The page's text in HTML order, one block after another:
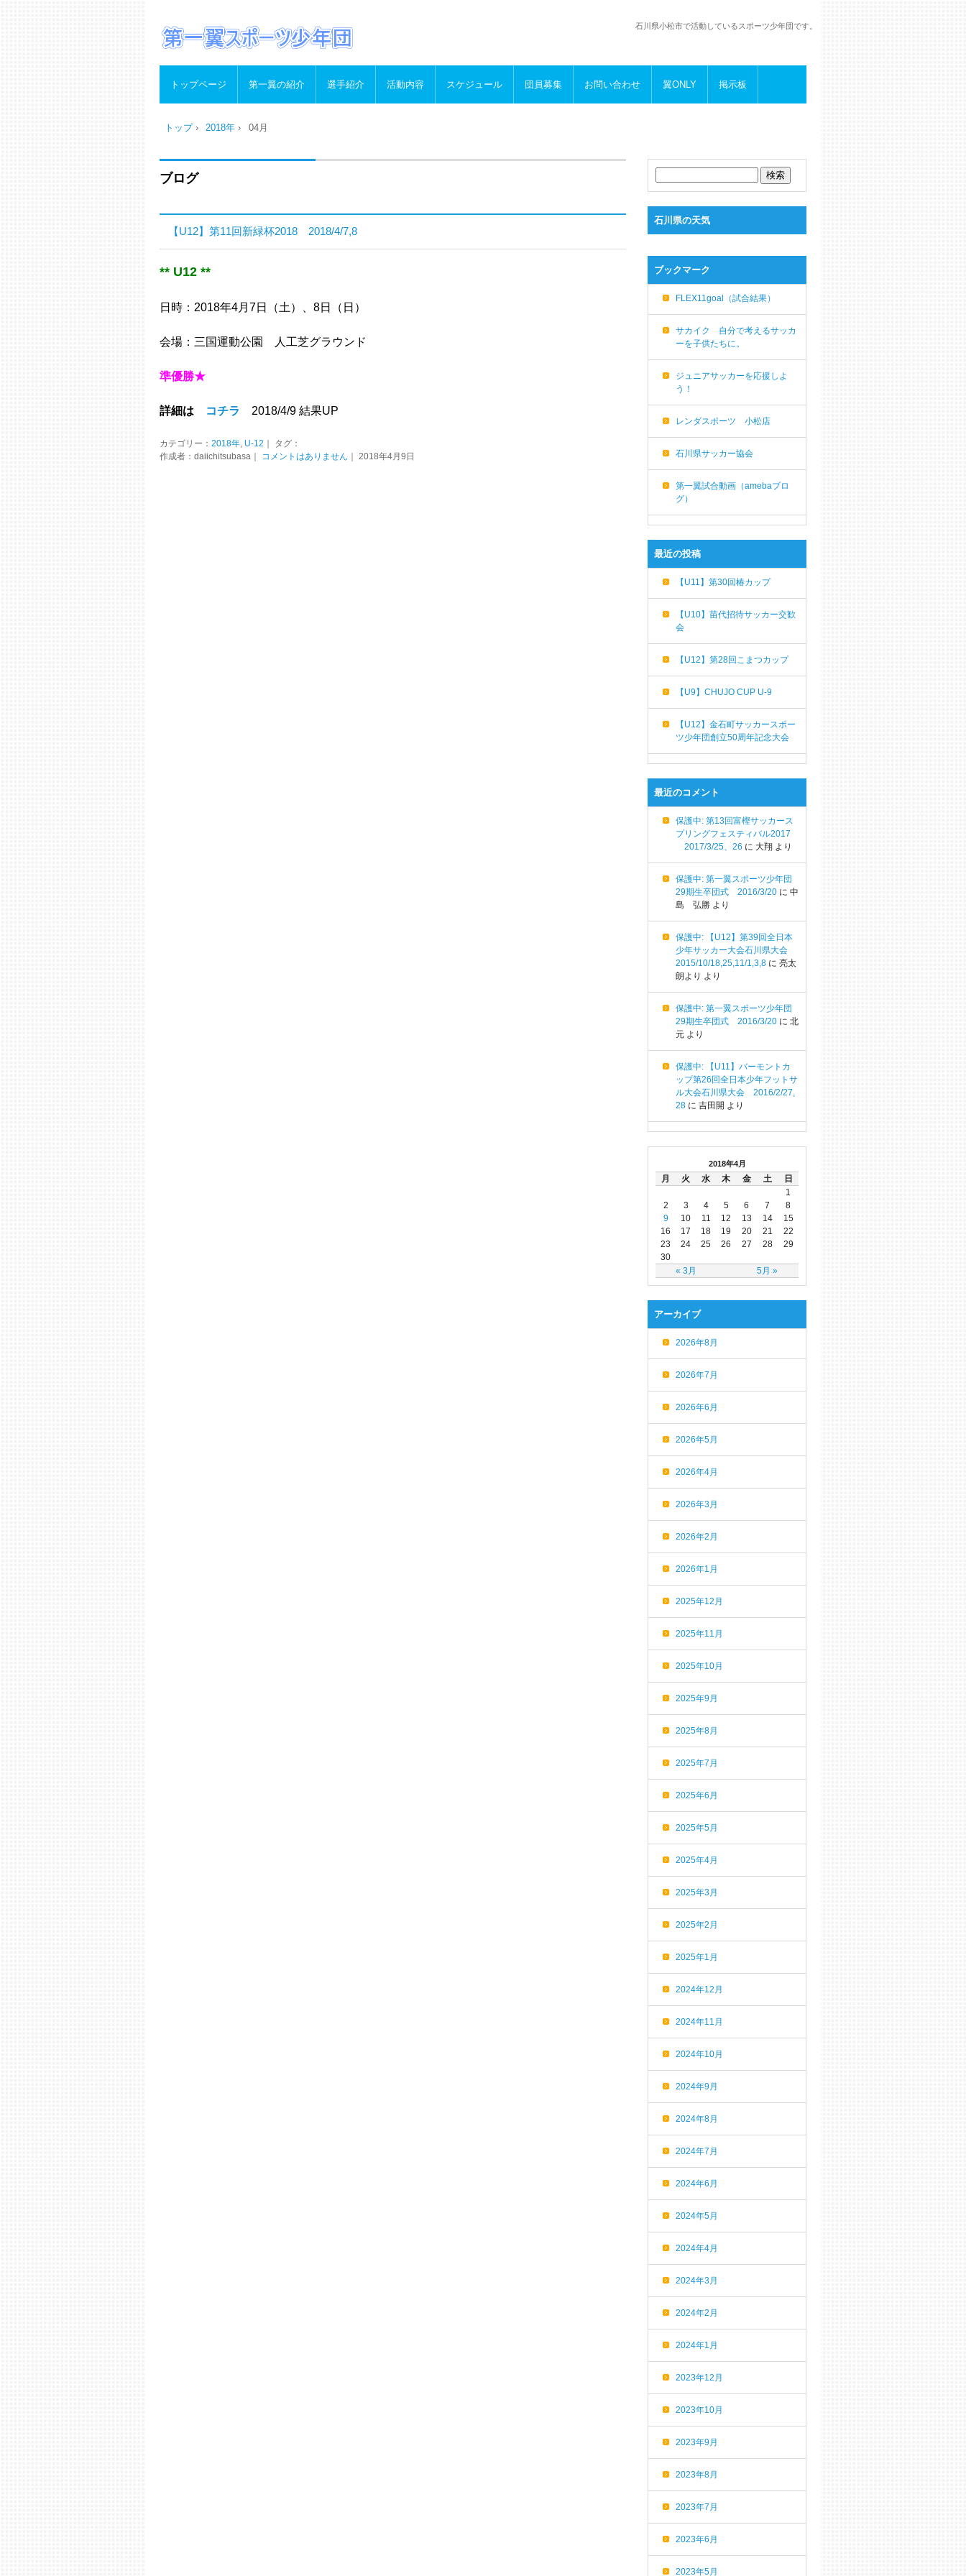
石川県小松市で活動しているスポーツ少年団です。
トップページ 第一翼の紹介 選手紹介 活動内容 スケジュール 団員募集 お問い合わせ 翼ONLY 掲示板
トップ› 2018年 › 04月
ブログ
【U12】第11回新緑杯2018 2018/4/7,8
** U12 **
日時：2018年4月7日（土）、8日（日）
会場：三国運動公園 人工芝グラウンド
準優勝★
詳細は コチラ 2018/4/9 結果UP
カテゴリー： 2018年 U-12 ｜ タグ：
作成者：daiichitsubasa｜
コメントはありません ｜ 2018年4月9日
石川県の天気
ブックマーク
FLEX11goal（試合結果）
サカイク 自分で考えるサッカ
ーを子供たちに。
ジュニアサッカーを応援しよ
う！
レンダスポーツ 小松店
石川県サッカー協会
第一翼試合動画（amebaブロ
グ）
最近の投稿
【U11】第30回椿カップ
【U10】苗代招待サッカー交歓
会
【U12】第28回こまつカップ
【U9】CHUJO CUP U-9
【U12】金石町サッカースポー
ツ少年団創立50周年記念大会
最近のコメント
保護中: 第13回富樫サッカース
プリングフェスティバル2017
2017/3/25、26 に 大翔 より
保護中: 第一翼スポーツ少年団
29期生卒団式 2016/3/20 に 中
島 弘勝 より
保護中: 【U12】第39回全日本
少年サッカー大会石川県大会
2015/10/18,25,11/1,3,8 に 亮太
朗より より
保護中: 第一翼スポーツ少年団
29期生卒団式 2016/3/20 に 北
元 より
保護中: 【U11】バーモントカ
ップ第26回全日本少年フットサ
ル大会石川県大会 2016/2/27,
28 に 吉田開 より
2018年4月
月 火 水 木 金 土 日
« 3月 5月 »
1
2
3 4 5 6 7
8
9
10 11 12 13 14
15
16
17 18 19 20 21
22
23
24 25 26 27 28
29
30
アーカイブ
2026年8月
2026年7月
2026年6月
2026年5月
2026年4月
2026年3月
2026年2月
2026年1月
2025年12月
2025年11月
2025年10月
2025年9月
2025年8月
2025年7月
2025年6月
2025年5月
2025年4月
2025年3月
2025年2月
2025年1月
2024年12月
2024年11月
2024年10月
2024年9月
2024年8月
2024年7月
2024年6月
2024年5月
2024年4月
2024年3月
2024年2月
2024年1月
2023年12月
2023年10月
2023年9月
2023年8月
2023年7月
2023年6月
2023年5月